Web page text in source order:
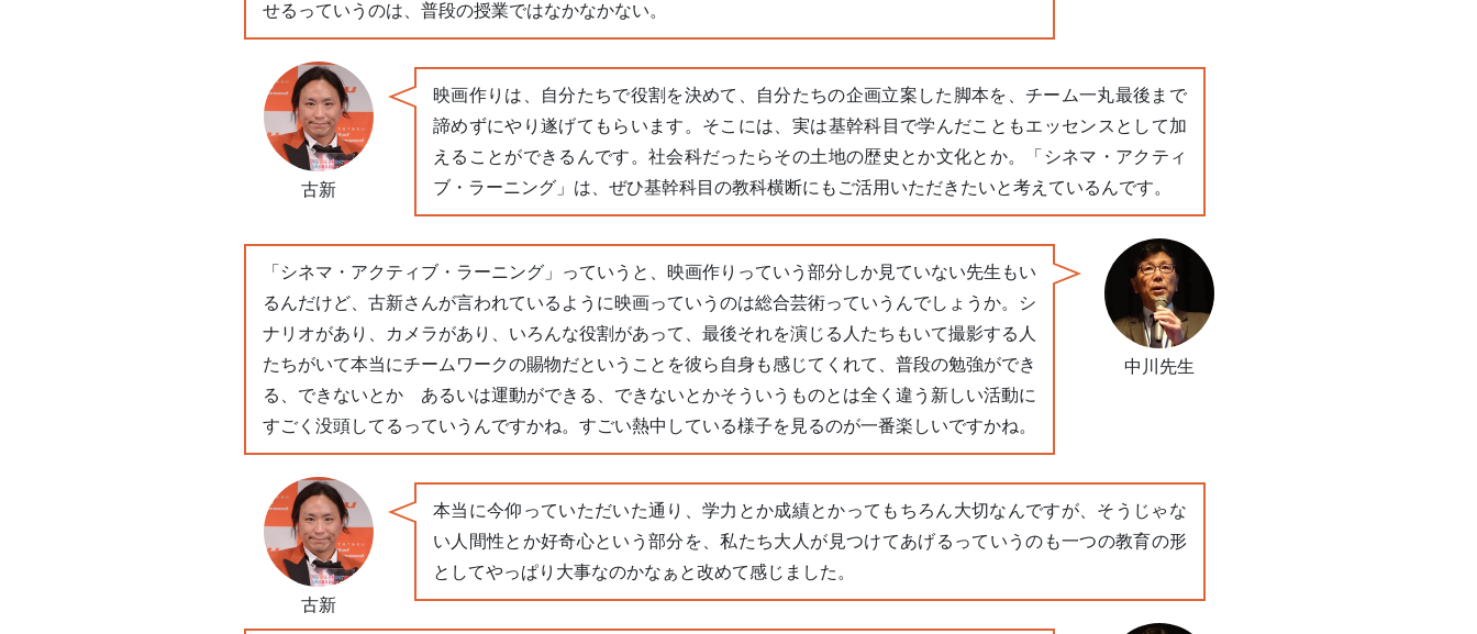
せるっていうのは、普段の授業ではなかなかない。
古新
映画作りは、自分たちで役割を決めて、自分たちの企画立案した脚本を、チーム一丸最後まで
諦めずにやり遂げてもらいます。そこには、実は基幹科目で学んだこともエッセンスとして加
えることができるんです。社会科だったらその土地の歴史とか文化とか。「シネマ・アクティ
ブ・ラーニング」は、ぜひ基幹科目の教科横断にもご活用いただきたいと考えているんです。
中川先生
「シネマ・アクティブ・ラーニング」っていうと、映画作りっていう部分しか見ていない先生もい
るんだけど、古新さんが言われているように映画っていうのは総合芸術っていうんでしょうか。シ
ナリオがあり、カメラがあり、いろんな役割があって、最後それを演じる人たちもいて撮影する人
たちがいて本当にチームワークの賜物だということを彼ら自身も感じてくれて、普段の勉強ができ
る、できないとか あるいは運動ができる、できないとかそういうものとは全く違う新しい活動に
すごく没頭してるっていうんですかね。すごい熱中している様子を見るのが一番楽しいですかね。
古新
本当に今仰っていただいた通り、学力とか成績とかってもちろん大切なんですが、そうじゃな
い人間性とか好奇心という部分を、私たち大人が見つけてあげるっていうのも一つの教育の形
としてやっぱり大事なのかなぁと改めて感じました。